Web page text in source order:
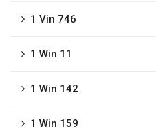
1 Vin 746
1 Win 11
1 Win 142
1 Win 159